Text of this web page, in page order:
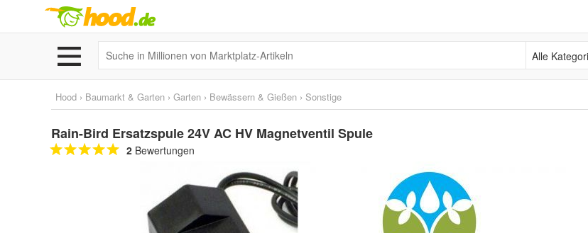
Alle Kategorien
Hood › Baumarkt & Garten › Garten › Bewässern & Gießen › Sonstige
Rain-Bird Ersatzspule 24V AC HV Magnetventil Spule
2 Bewertungen